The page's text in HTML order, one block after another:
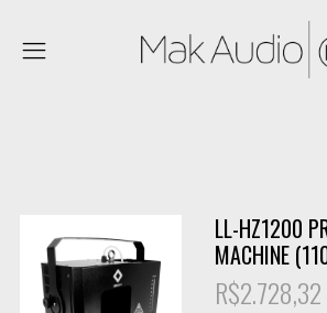
LL-HZ1200
MACHINE
R$2.728,32